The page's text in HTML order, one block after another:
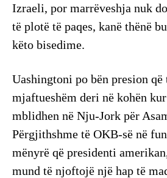
Izraeli, por marrëveshja nuk
të plotë të paqes, kanë thënë
këto bisedime.
Uashingtoni po bën presion
mjaftueshëm deri në kohën
mblidhen në Nju-Jork për
Përgjithshme të OKB-së në
mënyrë që presidenti
mund të njoftojë një hap të